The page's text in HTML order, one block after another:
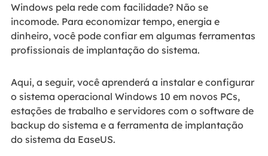
Windows pela rede com facilidade? Não se
incomode. Para economizar tempo, energia e
dinheiro, você pode confiar em algumas ferramentas
profissionais de implantação do sistema.
Aqui, a seguir, você aprenderá a instalar e configurar
o sistema operacional Windows 10 em novos PCs,
estações de trabalho e servidores com o software de
backup do sistema e a ferramenta de implantação
do sistema da EaseUS.